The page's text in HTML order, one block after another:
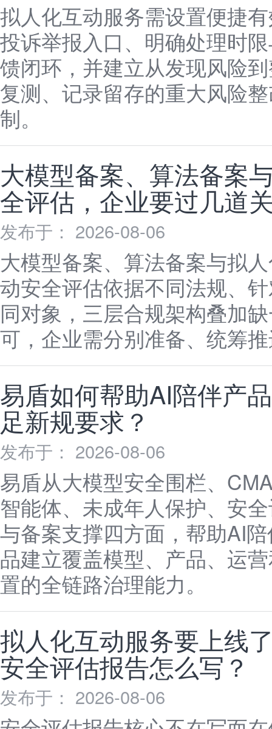
拟人化互动服务需设置便捷
投诉举报入口、明确处理时
馈闭环，并建立从发现风险
复测、记录留存的重大风险
制。
大模型备案、算法备案
全评估，企业要过几道
发布于： 2026-08-06
大模型备案、算法备案与拟
动安全评估依据不同法规、
同对象，三层合规架构叠加
可，企业需分别准备、统筹
易盾如何帮助AI陪伴产
足新规要求？
发布于： 2026-08-06
易盾从大模型安全围栏、
智能体、未成年人保护、安
与备案支撑四方面，帮助AI
品建立覆盖模型、产品、运
置的全链路治理能力。
拟人化互动服务要上线
安全评估报告怎么写？
发布于： 2026-08-06